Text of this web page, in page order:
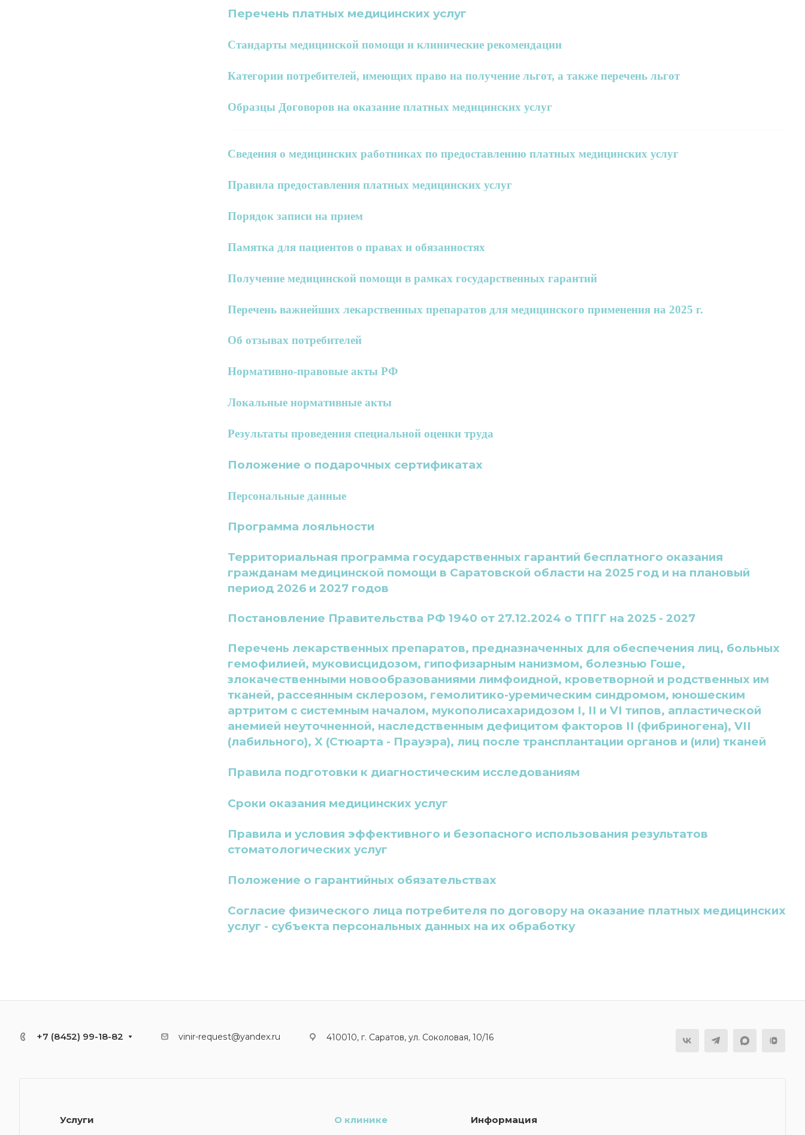
Перечень платных медицинских услуг
Стандарты медицинской помощи и клинические рекомендации
Категории потребителей, имеющих право на получение льгот, а также перечень льгот
Образцы Договоров на оказание платных медицинских услуг
Сведения о медицинских работниках по предоставлению платных медицинских услуг
Правила предоставления платных медицинских услуг
Порядок записи на прием
Памятка для пациентов о правах и обязанностях
Получение медицинской помощи в рамках государственных гарантий
Перечень важнейших лекарственных препаратов для медицинского применения на 2025 г.
Об отзывах потребителей
Нормативно-правовые акты РФ
Локальные нормативные акты
Результаты проведения специальной оценки труда
Положение о подарочных сертификатах
Персональные данные
Программа лояльности
Территориальная программа государственных гарантий бесплатного оказания
гражданам медицинской помощи в Саратовской области на 2025 год и на плановый
период 2026 и 2027 годов
Постановление Правительства РФ 1940 от 27.12.2024 о ТПГГ на 2025 - 2027
Перечень лекарственных препаратов, предназначенных для обеспечения лиц, больных
гемофилией, муковисцидозом, гипофизарным нанизмом, болезнью Гоше,
злокачественными новообразованиями лимфоидной, кроветворной и родственных им
тканей, рассеянным склерозом, гемолитико-уремическим синдромом, юношеским
артритом с системным началом, мукополисахаридозом I, II и VI типов, апластической
анемией неуточненной, наследственным дефицитом факторов II (фибриногена), VII
(лабильного), X (Стюарта - Прауэра), лиц после трансплантации органов и (или) тканей
Правила подготовки к диагностическим исследованиям
Сроки оказания медицинских услуг
Правила и условия эффективного и безопасного использования результатов
стоматологических услуг
Положение о гарантийных обязательствах
Согласие физического лица потребителя по договору на оказание платных медицинских
услуг - субъекта персональных данных на их обработку
+7 (8452) 99-18-82 vinir-request@yandex.ru 410010, г. Саратов, ул. Соколовая, 10/16
Услуги О клинике Информация